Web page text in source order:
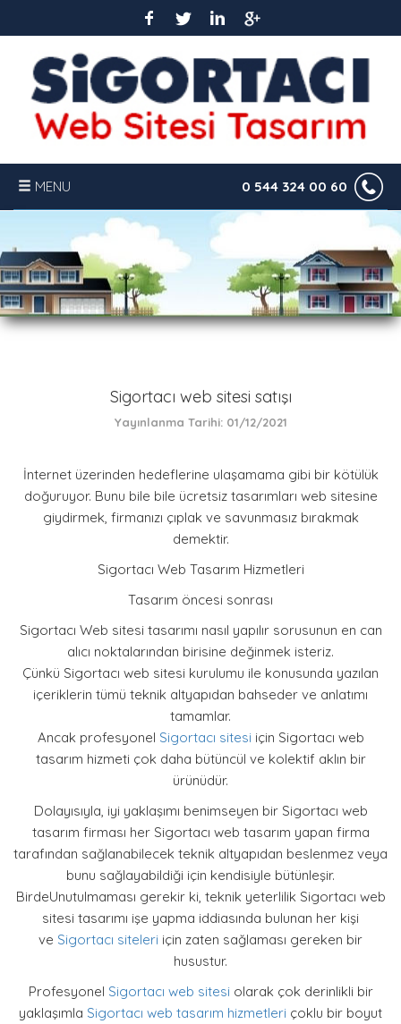
MENU 0 544 324 00 60
ANASAYFA
HABERLER
SİSTEM ÖZELLİKLERİ
REFERANSLAR
Sigortacı web sitesi satışı
Yayınlanma Tarihi: 01/12/2021
İnternet üzerinden hedeflerine ulaşamama gibi bir kötülük
doğuruyor. Bunu bile bile ücretsiz tasarımları web sitesine
giydirmek, firmanızı çıplak ve savunmasız bırakmak
demektir.
Sigortacı Web Tasarım Hizmetleri
Tasarım öncesi sonrası
Sigortacı Web sitesi tasarımı nasıl yapılır sorusunun en can
alıcı noktalarından birisine değinmek isteriz.
Çünkü Sigortacı web sitesi kurulumu ile konusunda yazılan
içeriklerin tümü teknik altyapıdan bahseder ve anlatımı
tamamlar.
Ancak profesyonel Sigortacı sitesi için Sigortacı web
tasarım hizmeti çok daha bütüncül ve kolektif aklın bir
ürünüdür.
Dolayısıyla, iyi yaklaşımı benimseyen bir Sigortacı web
tasarım firması her Sigortacı web tasarım yapan firma
tarafından sağlanabilecek teknik altyapıdan beslenmez veya
bunu sağlayabildiği için kendisiyle bütünleşir.
BirdeUnutulmaması gerekir ki, teknik yeterlilik Sigortacı web
sitesi tasarımı işe yapma iddiasında bulunan her kişi
ve Sigortacı siteleri için zaten sağlaması gereken bir
husustur.
Profesyonel Sigortacı web sitesi olarak çok derinlikli bir
yaklaşımla Sigortacı web tasarım hizmetleri çoklu bir boyut